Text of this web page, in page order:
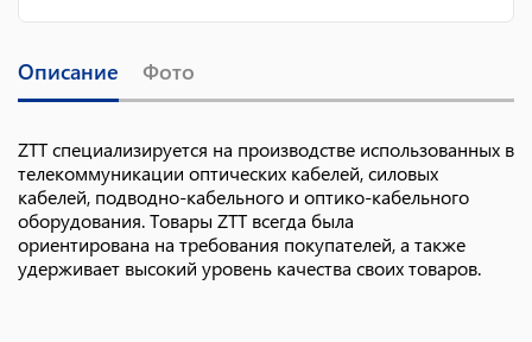
Описание Фото
ZTT специализируется на производстве использованных в
телекоммуникации оптических кабелей, силовых
кабелей, подводно-кабельного и оптико-кабельного
оборудования. Товары ZTT всегда была
ориентирована на требования покупателей, а также
удерживает высокий уровень качества своих товаров.